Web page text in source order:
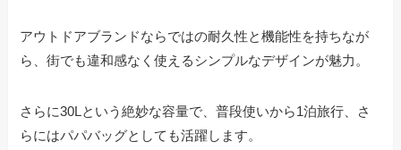
アウトドアブランドならではの耐久性と機能性を持ちなが
ら、街でも違和感なく使えるシンプルなデザインが魅力。
さらに30Lという絶妙な容量で、普段使いから1泊旅行、さ
らにはパパバッグとしても活躍します。